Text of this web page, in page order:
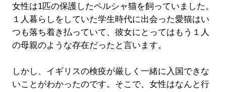
女性は1匹の保護したペルシャ猫を飼っていました。
１人暮らしをしていた学生時代に出会った愛猫はい
つも落ち着き払っていて、彼女にとってはもう１人
の母親のような存在だったと言います。
しかし、イギリスの検疫が厳しく一緒に入国できな
いことがわかったのです。そこで、女性はなんと行